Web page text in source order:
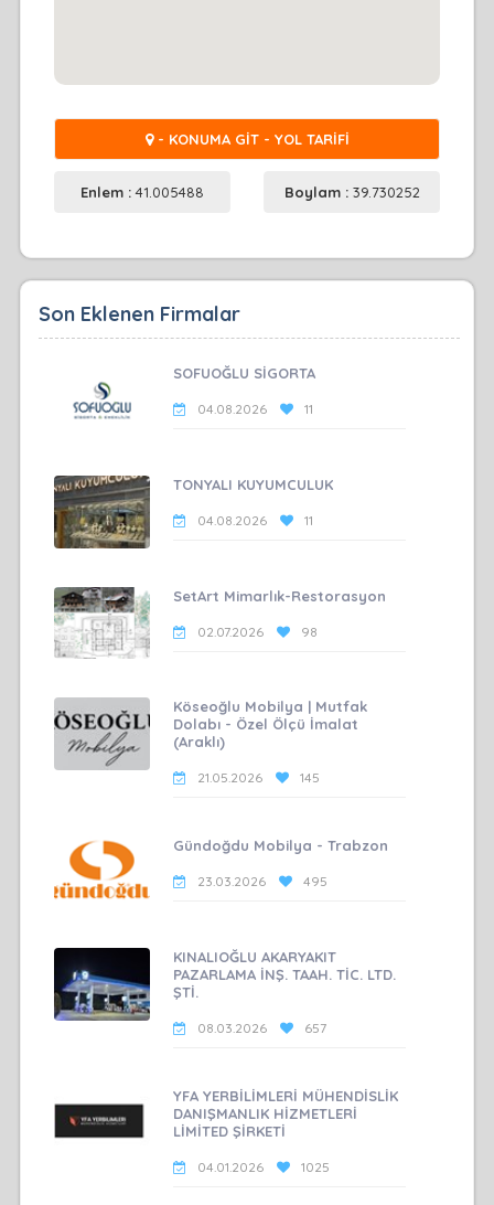
- KONUMA GİT - YOL TARİFİ
Enlem :41.005488 Boylam : 39.730252
Son Eklenen Firmalar
SOFUOĞLU SİGORTA
04.08.2026 11
TONYALI KUYUMCULUK
04.08.2026 11
SetArt Mimarlık-Restorasyon
02.07.2026 98
Köseoğlu Mobilya | Mutfak
Dolabı - Özel Ölçü İmalat
(Araklı)
21.05.2026 145
Gündoğdu Mobilya - Trabzon
23.03.2026 495
KINALIOĞLU AKARYAKIT
PAZARLAMA İNŞ. TAAH. TİC. LTD.
ŞTİ.
08.03.2026 657
YFA YERBİLİMLERİ MÜHENDİSLİK
DANIŞMANLIK HİZMETLERİ
LİMİTED ŞİRKETİ
04.01.2026 1025